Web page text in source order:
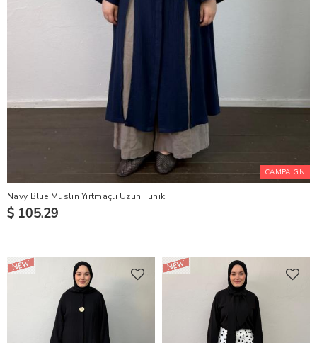
CAMPAIGN
Navy Blue Müslin Yırtmaçlı Uzun Tunik
$ 105.29